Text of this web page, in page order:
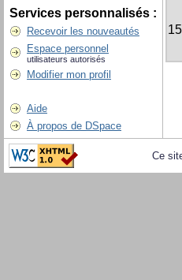
Services personnalisés :
Recevoir les nouveautés
Espace personnel
utilisateurs autorisés
Modifier mon profil
Aide
À propos de DSpace
Ce